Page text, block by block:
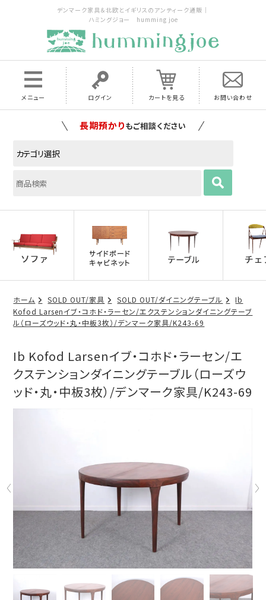
デンマーク家具＆北欧とイギリスのアンティーク通販｜
ハミングジョー humming joe
メニュー ログイン カートを見る お問い合わせ
家具の配送料は全国当店で負担いたします
ホーム SOLD OUT/家具 SOLD OUT/ダイニングテーブル
Ib
Kofod Larsenイブ・コホド・ラーセン/エクステンションダイニングテーブ
ル（ローズウッド・丸・中板3枚）/デンマーク家具/K243-69
Ib Kofod Larsenイブ・コホド・ラーセン/エ
クステンションダイニングテーブル（ローズウ
ッド・丸・中板3枚）/デンマーク家具/K243-69